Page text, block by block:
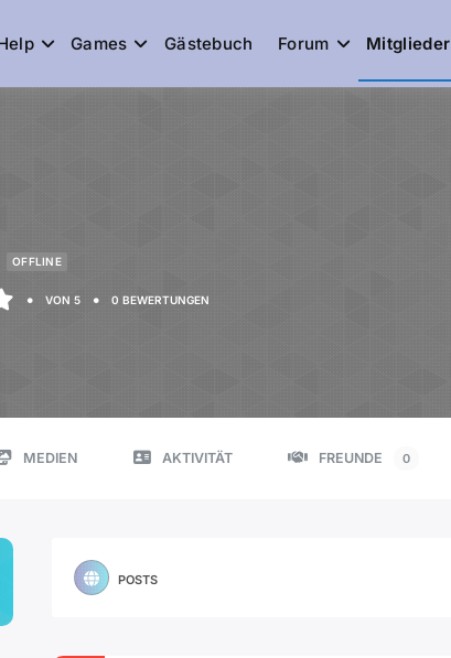
Games Gästebuch Forum Mitglieder
OFFLINE
• VON 5 • 0 BEWERTUNGEN
MEDIEN AKTIVITÄT FREUNDE 0
POSTS